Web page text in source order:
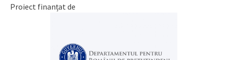
Proiect finanțat de